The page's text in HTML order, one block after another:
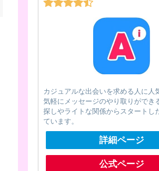
カジュアルな出会いを求める人に人
気軽にメッセージのやり取りができ
探しやライトな関係からスタートし
ています。
詳細ページ
公式ページ